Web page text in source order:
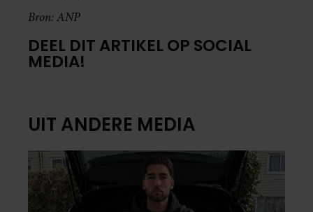
Bron: ANP
DEEL DIT ARTIKEL OP SOCIAL
MEDIA!
UIT ANDERE MEDIA